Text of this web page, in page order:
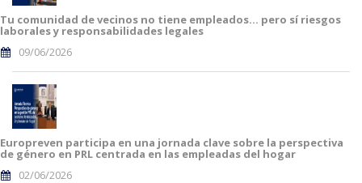
Tu comunidad de vecinos no tiene empleados… pero sí riesgos
laborales y responsabilidades legales
09/06/2026
Europreven participa en una jornada clave sobre la perspectiva
de género en PRL centrada en las empleadas del hogar
02/06/2026